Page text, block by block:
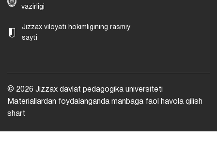
vazirligi
Jizzax viloyati hokimligining rasmiy
sayti
© 2026 Jizzax davlat pedagogika universiteti
Materiallardan foydalanganda manbaga faol havola qilish
shart